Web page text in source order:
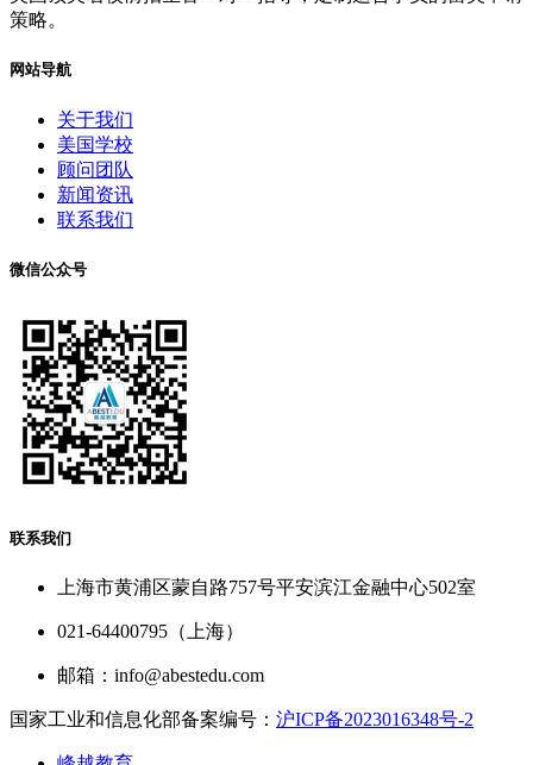
策略。
网站导航
关于我们
美国学校
顾问团队
新闻资讯
联系我们
微信公众号
联系我们
上海市黄浦区蒙自路757号平安滨江金融中心502室
021-64400795（上海）
邮箱：info@abestedu.com
国家工业和信息化部备案编号： 沪ICP备2023016348号-2